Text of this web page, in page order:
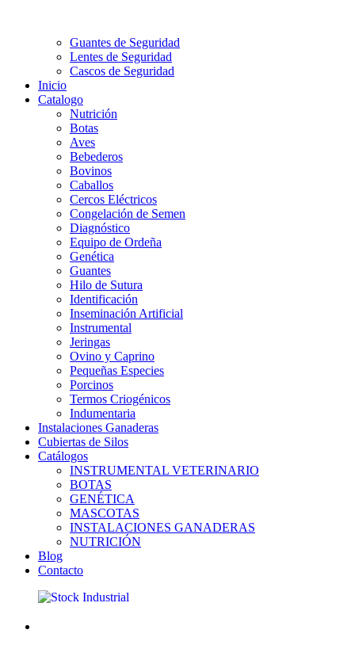
Guantes de Seguridad
Lentes de Seguridad
Cascos de Seguridad
Inicio
Catalogo
Nutrición
Botas
Aves
Bebederos
Bovinos
Caballos
Cercos Eléctricos
Congelación de Semen
Diagnóstico
Equipo de Ordeña
Genética
Guantes
Hilo de Sutura
Identificación
Inseminación Artificial
Instrumental
Jeringas
Ovino y Caprino
Pequeñas Especies
Porcinos
Termos Criogénicos
Indumentaria
Instalaciones Ganaderas
Cubiertas de Silos
Catálogos
INSTRUMENTAL VETERINARIO
BOTAS
GENÉTICA
MASCOTAS
INSTALACIONES GANADERAS
NUTRICIÓN
Blog
Contacto